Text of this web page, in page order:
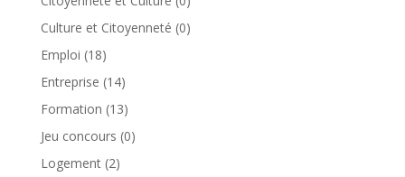
Culture et Citoyenneté (0)
Emploi (18)
Entreprise (14)
Formation (13)
Jeu concours (0)
Logement(2)